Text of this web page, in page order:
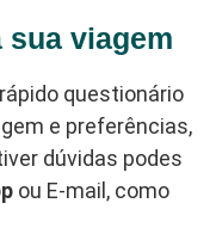
sua viagem
questionário
e preferências,
dúvidas podes
ou E-mail, como